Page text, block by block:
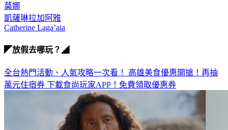
莫娜
凱薩琳拉加阿雅
Catherine Laga’aia
◤放假去哪玩？◢
全台熱門活動、人氣攻略一次看！ 高雄美食優惠開搶！再抽
萬元住宿券 下載食尚玩家APP！免費領取優惠券